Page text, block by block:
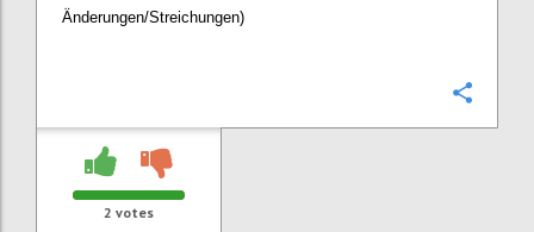
Änderungen/Streichungen)
2 votes